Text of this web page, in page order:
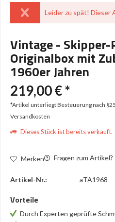
Leider zu spät!
Vintage - Skipper-
Originalbox mit
1960er Jahren
219,00 € *
*Artikel unterliegt Besteuerung nach
Versandkosten
Dieses Stück ist bereits verkauft.
Merken Fragen zum Artikel?
Artikel-Nr.: aTA1968
Vorteile
Durch Experten geprüfte